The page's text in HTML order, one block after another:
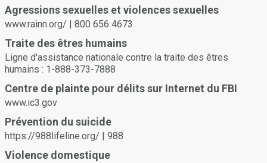
Vous ou votre partenaire pouvez retirer votre consentement à
tout moment. Ne continuez pas si votre partenaire semble
mal à l'aise ou incertain ou s'il ne peut pas consentir en raison
des effets de la drogue ou de l'alcool.
Agressions sexuelles et violences sexuelles
www.rainn.org/ | 800 656 4673
Traite des êtres humains
Ligne d'assistance nationale contre la traite des êtres
humains : 1-888-373-7888
Centre de plainte pour délits sur Internet du FBI
www.ic3.gov
Prévention du suicide
https://988lifeline.org/ | 988
Violence domestique